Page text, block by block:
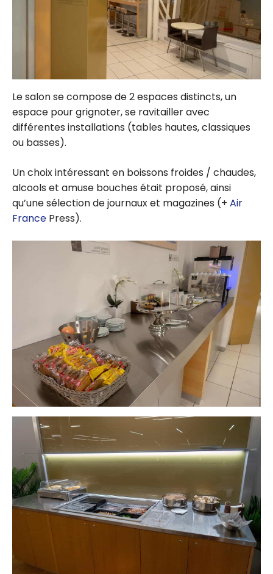
Le salon se compose de 2 espaces distincts, un
espace pour grignoter, se ravitailler avec
différentes installations (tables hautes, classiques
ou basses).
Un choix intéressant en boissons froides / chaudes,
alcools et amuse bouches était proposé, ainsi
qu’une sélection de journaux et magazines (+ Air
France Press).